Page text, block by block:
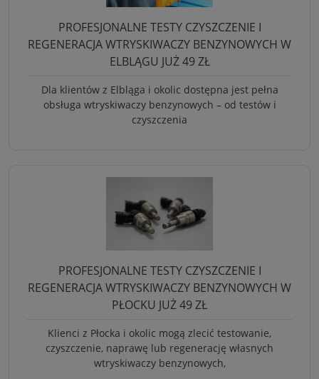
PROFESJONALNE TESTY CZYSZCZENIE I
REGENERACJA WTRYSKIWACZY BENZYNOWYCH W
ELBLĄGU JUŻ 49 ZŁ
Dla klientów z Elbląga i okolic dostępna jest pełna
obsługa wtryskiwaczy benzynowych – od testów i
czyszczenia
PROFESJONALNE TESTY CZYSZCZENIE I
REGENERACJA WTRYSKIWACZY BENZYNOWYCH W
PŁOCKU JUŻ 49 ZŁ
Klienci z Płocka i okolic mogą zlecić testowanie,
czyszczenie, naprawę lub regenerację własnych
wtryskiwaczy benzynowych,